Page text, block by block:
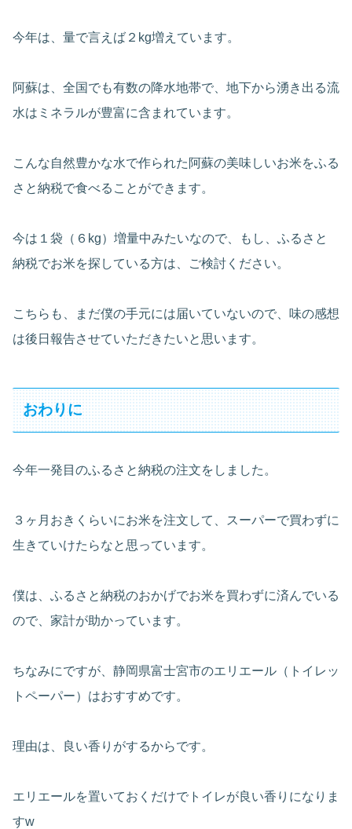
今年は、量で言えば２kg増えています。
阿蘇は、全国でも有数の降水地帯で、地下から湧き出る流
水はミネラルが豊富に含まれています。
こんな自然豊かな水で作られた阿蘇の美味しいお米をふる
さと納税で食べることができます。
今は１袋（６kg）増量中みたいなので、もし、ふるさと
納税でお米を探している方は、ご検討ください。
こちらも、まだ僕の手元には届いていないので、味の感想
は後日報告させていただきたいと思います。
おわりに
今年一発目のふるさと納税の注文をしました。
３ヶ月おきくらいにお米を注文して、スーパーで買わずに
生きていけたらなと思っています。
僕は、ふるさと納税のおかげでお米を買わずに済んでいる
ので、家計が助かっています。
ちなみにですが、静岡県富士宮市のエリエール（トイレッ
トペーパー）はおすすめです。
理由は、良い香りがするからです。
エリエールを置いておくだけでトイレが良い香りになりま
すw